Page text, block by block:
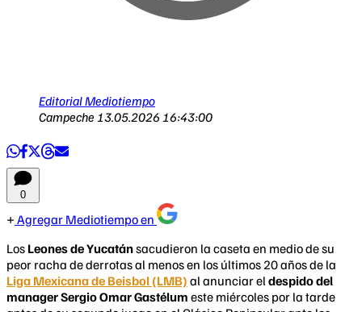
Editorial Mediotiempo
Campeche 13.05.2026 16:43:00
0
Agregar Mediotiempo en
Los Leones de Yucatánsacudieron la caseta en medio de su
peor racha de derrotas al menos en los últimos 20 años de la
Liga Mexicana de Beisbol (LMB) al anunciar el despido del
manager Sergio Omar Gastélum este miércoles por la tarde